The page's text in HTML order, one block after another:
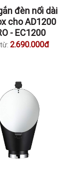
đèn nối dài
cho AD1200
- EC1200
2.690.000đ